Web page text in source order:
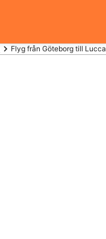
Flyg från Göteborg till Lucca